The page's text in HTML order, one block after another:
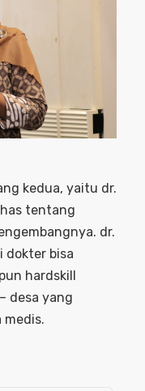
kedua, yaitu dr.
tentang
dr.
dokter bisa
hardskill
desa yang